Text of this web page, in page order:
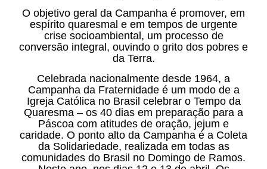
O objetivo geral da Campanha é promover, em
espírito quaresmal e em tempos de urgente
crise socioambiental, um processo de
conversão integral, ouvindo o grito dos pobres e
da Terra.
Celebrada nacionalmente desde 1964, a
Campanha da Fraternidade é um modo de a
Igreja Católica no Brasil celebrar o Tempo da
Quaresma – os 40 dias em preparação para a
Páscoa com atitudes de oração, jejum e
caridade. O ponto alto da Campanha é a Coleta
da Solidariedade, realizada em todas as
comunidades do Brasil no Domingo de Ramos.